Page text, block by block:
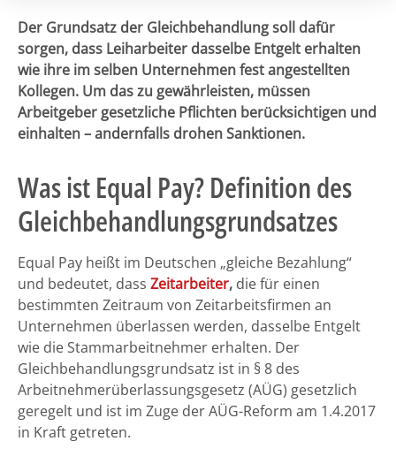
Der Grundsatz der Gleichbehandlung soll dafür
sorgen, dass Leiharbeiter dasselbe Entgelt erhalten
wie ihre im selben Unternehmen fest angestellten
Kollegen. Um das zu gewährleisten, müssen
Arbeitgeber gesetzliche Pflichten berücksichtigen und
einhalten – andernfalls drohen Sanktionen.
Was ist Equal Pay? Definition des
Gleichbehandlungsgrundsatzes
Equal Pay heißt im Deutschen „gleiche Bezahlung“
und bedeutet, dass Zeitarbeiter, die für einen
bestimmten Zeitraum von Zeitarbeitsfirmen an
Unternehmen überlassen werden, dasselbe Entgelt
wie die Stammarbeitnehmer erhalten. Der
Gleichbehandlungsgrundsatz ist in § 8 des
Arbeitnehmerüberlassungsgesetz (AÜG) gesetzlich
geregelt und ist im Zuge der AÜG-Reform am 1.4.2017
in Kraft getreten.